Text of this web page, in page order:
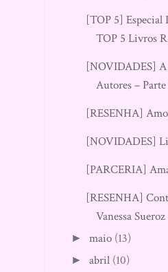
[TOP 5] Especial
TOP 5 Livros
[NOVIDADES] A
Autores –
[RESENHA]
[NOVIDADES]
[PARCERIA]
[RESENHA]
Vanessa Sueroz
►maio (13)
►abril (10)